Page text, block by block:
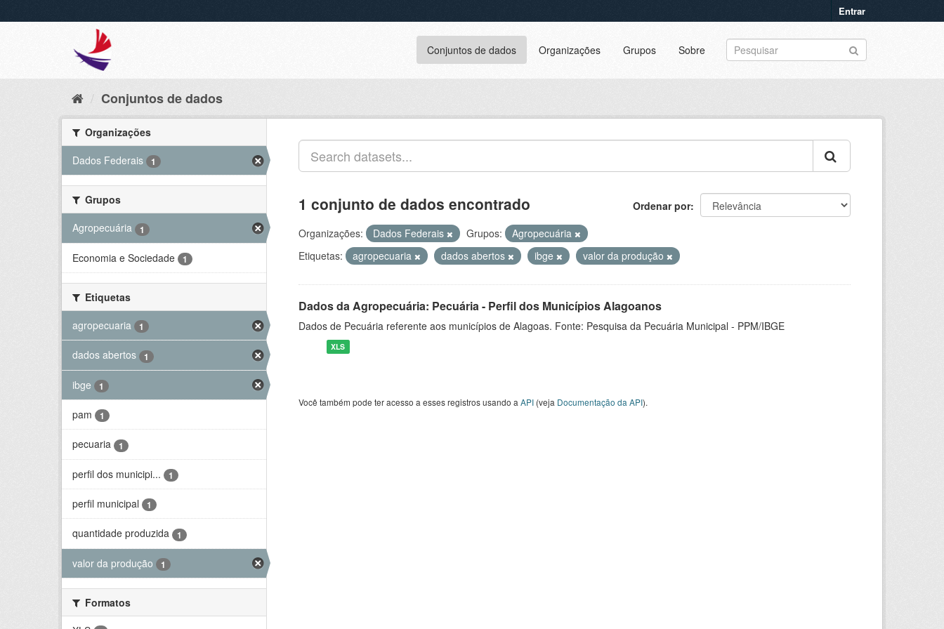
Entrar
Conjuntos de dados Organizações Grupos Sobre
Conjuntos de dados
Organizações
Dados Federais
1
Grupos
Agropecuária
1
Economia e Sociedade 1
Etiquetas
agropecuaria
1
dados abertos 1
ibge 1
pam 1
pecuaria 1
perfil dos municipi... 1
perfil municipal 1
quantidade produzida 1
valor da produção 1
Formatos
Ordenar por
1 conjunto de dados encontrado
Organizações: Dados Federais Grupos:
Agropecuária
Etiquetas:
agropecuaria dados abertos ibge valor da produção
Dados da Agropecuária: Pecuária - Perfil dos Municípios Alagoanos
Dados de Pecuária referente aos municípios de Alagoas. Fonte: Pesquisa da Pecuária Municipal - PPM/IBGE
XLS
Você também pode ter acesso a esses registros usando a API (veja Documentação da API).